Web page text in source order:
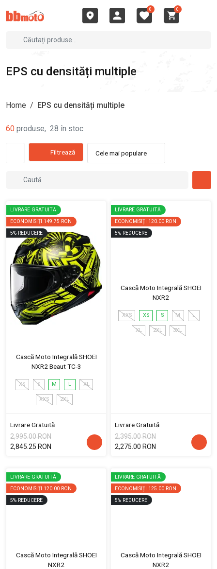
0 0
EPS cu densități multiple
Home / EPS cu densități multiple
60 produse, 28 în stoc
Filtrează Cele mai populare
LIVRARE GRATUITĂ
ECONOMISIȚI 149.75 RON
5% REDUCERE
Cască Moto Integrală SHOEI
NXR2 Beaut TC-3
XS S M L XL
XXS 2XL
Livrare Gratuită
2,995.00 RON
2,845.25 RON
LIVRARE GRATUITĂ
ECONOMISIȚI 120.00 RON
5% REDUCERE
Cască Moto Integrală SHOEI
NXR2
XXS XS S M L
XL 2XL 3XL
Livrare Gratuită
2,395.00 RON
2,275.00 RON
LIVRARE GRATUITĂ
ECONOMISIȚI 120.00 RON
5% REDUCERE
Cască Moto Integrală SHOEI
NXR2
LIVRARE GRATUITĂ
ECONOMISIȚI 125.00 RON
5% REDUCERE
Cască Moto Integrală SHOEI
NXR2